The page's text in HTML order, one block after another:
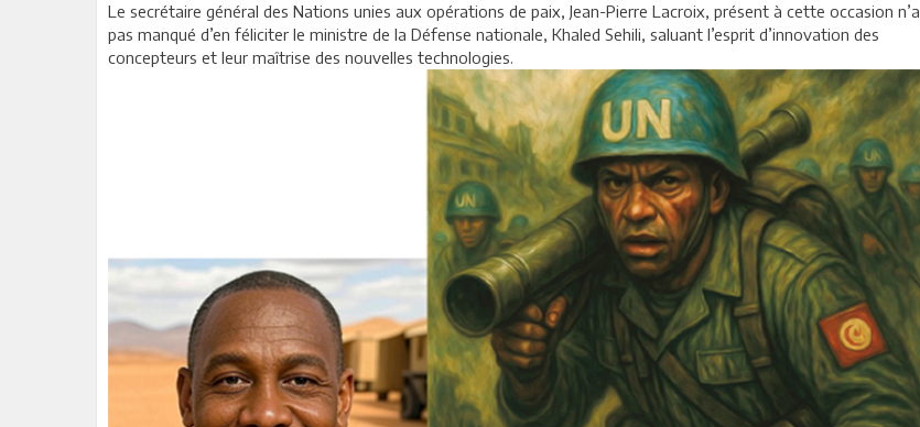
Le secrétaire général des Nations unies aux opérations de paix, Jean-Pierre Lacroix, présent à cette occasion n’a
pas manqué d’en féliciter le ministre de la Défense nationale, Khaled Sehili, saluant l’esprit d’innovation des
concepteurs et leur maîtrise des nouvelles technologies.